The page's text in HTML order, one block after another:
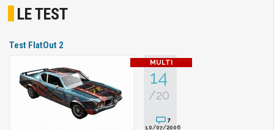
LE TEST
Test FlatOut 2
14
/20
7
10/07/2006